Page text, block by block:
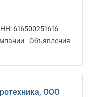
616500251616
Объявления
ООО